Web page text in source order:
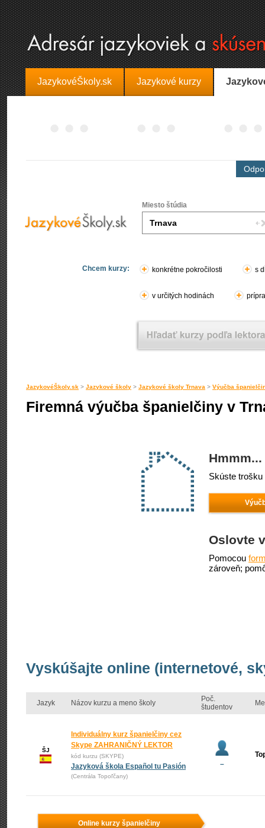
JazykovéŠkoly.sk Jazykové kurzy
Miesto štúdia
Chcem kurzy: konkrétne pokročilosti s
v určitých hodinách
JazykovéŠkoly.sk > Jazykové školy > Jazykové školy Trnava > Výučba
Firemná výučba španielčiny v
Skúste
Oslovte
Pomocou
zároveň;
Vyskúšajte online (internetové,
Jazyk Názov kurzu a meno školy
Poč.
študentov
ŠJ
Individuálny kurz španielčiny cez
Skype ZAHRANIČNÝ LEKTOR
kód kurzu (SKYPE)
Jazyková škola Español tu Pasión
(Centrála Topoľčany)
–
Online kurzy španielčiny